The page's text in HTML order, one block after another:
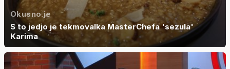
Okusno.je
S to jedjo je tekmovalka MasterChefa 'sezula'
Karima